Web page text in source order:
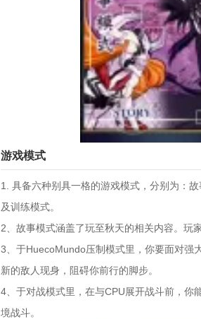
游戏模式
1. 具备六种别具一格的游戏模式，分别为：
及训练模式。
2、故事模式涵盖了玩至秋天的相关内容。玩
3、于HuecoMundo压制模式里，你要面对强
新的敌人现身，阻碍你前行的脚步。
4、于对战模式里，在与CPU展开战斗前，你
境战斗。